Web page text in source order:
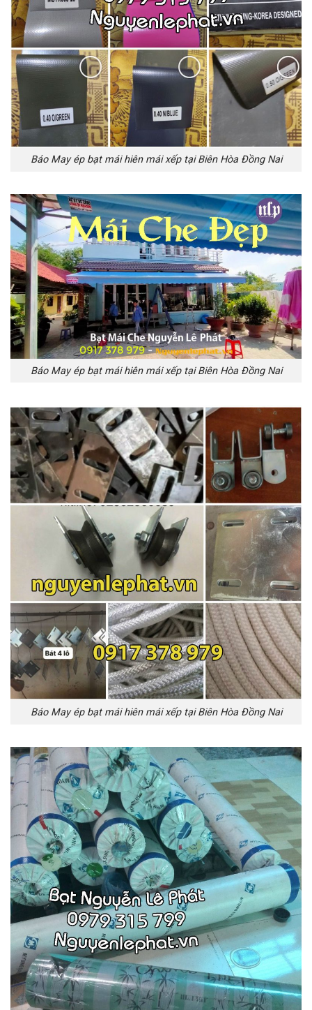
Báo May ép bạt mái hiên mái xếp tại Biên Hòa Đồng Nai
Báo May ép bạt mái hiên mái xếp tại Biên Hòa Đồng Nai
Báo May ép bạt mái hiên mái xếp tại Biên Hòa Đồng Nai